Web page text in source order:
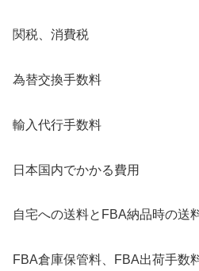
関税、消費税
為替交換手数料
輸入代行手数料
日本国内でかかる費用
自宅への送料とFBA納品時の送
FBA倉庫保管料、FBA出荷手数